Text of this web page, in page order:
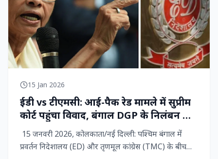
15 Jan 2026
ईडी vs टीएमसी: आई-पैक रेड मामले में सुप्रीम
कोर्ट पहुंचा विवाद, बंगाल DGP के निलंबन की
मांग, कलकत्ता हाईकोर्ट में CBI छापेमारी
15 जनवरी 2026, कोलकाता/नई दिल्ली: पश्चिम बंगाल में
प्रवर्तन निदेशालय (ED) और तृणमूल कांग्रेस (TMC) के बीच